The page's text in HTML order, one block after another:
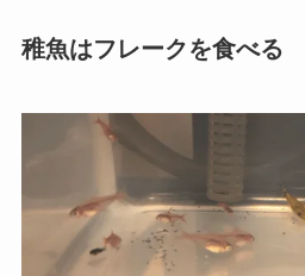
稚魚はフレークを食べる